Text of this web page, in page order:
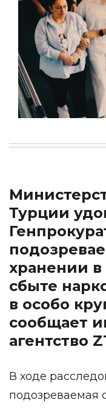
Турции
хранении в
сбыте
в особо
сообщает
агентство
В ходе
подозреваемая